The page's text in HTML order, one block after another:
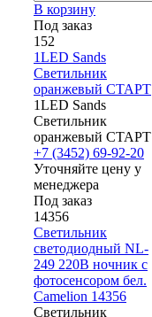
В корзину
Под заказ
152
1LED Sands
Светильник
оранжевый СТАРТ
1LED Sands
Светильник
оранжевый СТАРТ
+7 (3452) 69-92-20
Уточняйте цену у
менеджера
Под заказ
14356
Светильник
светодиодный NL-
249 220В ночник с
фотосенсором бел.
Camelion 14356
Светильник